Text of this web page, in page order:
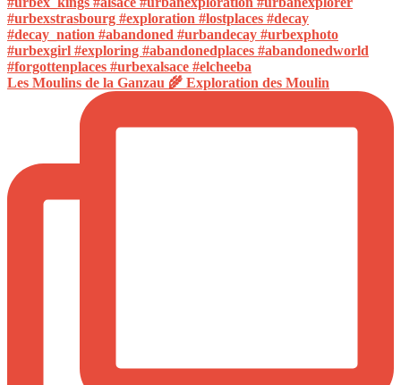
Les Moulins de la Ganzau 🌾 Exploration des Moulin